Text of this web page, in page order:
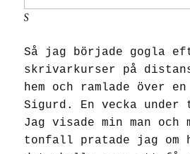
S
Så jag började gogla
skrivarkurser på
hem och ramlade över
Sigurd. En vecka under
Jag visade min man och
tonfall pratade jag om